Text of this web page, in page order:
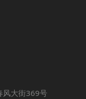
风大街369号